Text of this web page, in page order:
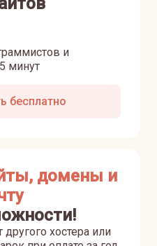
и
минут
бесплатно
домены и
хостера или